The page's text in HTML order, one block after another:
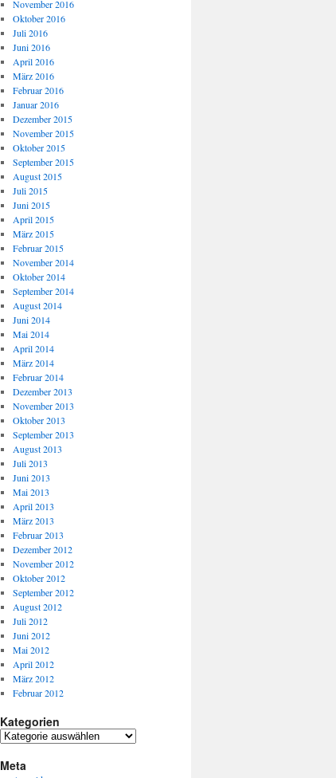
November 2016
Oktober 2016
Juli 2016
Juni 2016
April 2016
März 2016
Februar 2016
Januar 2016
Dezember 2015
November 2015
Oktober 2015
September 2015
August 2015
Juli 2015
Juni 2015
April 2015
März 2015
Februar 2015
November 2014
Oktober 2014
September 2014
August 2014
Juni 2014
Mai 2014
April 2014
März 2014
Februar 2014
Dezember 2013
November 2013
Oktober 2013
September 2013
August 2013
Juli 2013
Juni 2013
Mai 2013
April 2013
März 2013
Februar 2013
Dezember 2012
November 2012
Oktober 2012
September 2012
August 2012
Juli 2012
Juni 2012
Mai 2012
April 2012
März 2012
Februar 2012
Kategorien
Meta